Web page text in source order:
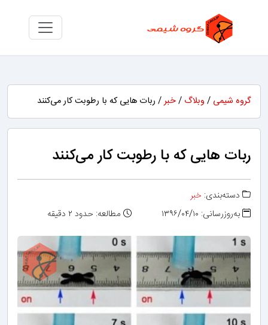
گروه شیمی / وبلاگ /خبر/ ربات هایی که با رطوبت کار می‌کنند
ربات هایی که با رطوبت کار می‌کنند
دسته‌بندی: خبر
به‌روزرسانی: ۱۳۹۶/۰۴/۱۰
مطالعه: حدود ۲ دقیقه